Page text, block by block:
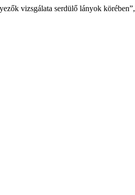
vizsgálata serdülő lányok körében”,